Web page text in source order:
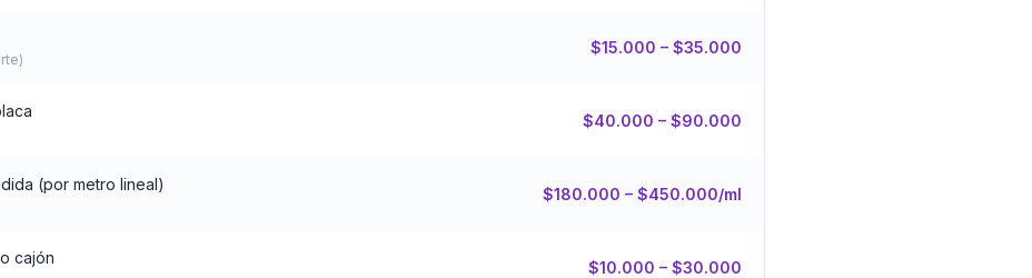
$15.000 – $35.000
$40.000 – $90.000
(por metro lineal)
$180.000 – $450.000/ml
cajón
$10.000 – $30.000